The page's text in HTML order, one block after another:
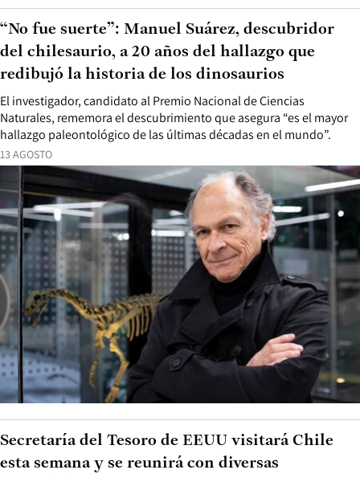
13 AGOSTO
El investigador, candidato al Premio Nacional de Ciencias
Naturales, rememora el descubrimiento que asegura “es el mayor
hallazgo paleontológico de las últimas décadas en el mundo”.
“No fue suerte”: Manuel Suárez, descubridor
del chilesaurio, a 20 años del hallazgo que
redibujó la historia de los dinosaurios
Secretaría del Tesoro de EEUU visitará Chile
esta semana y se reunirá con diversas